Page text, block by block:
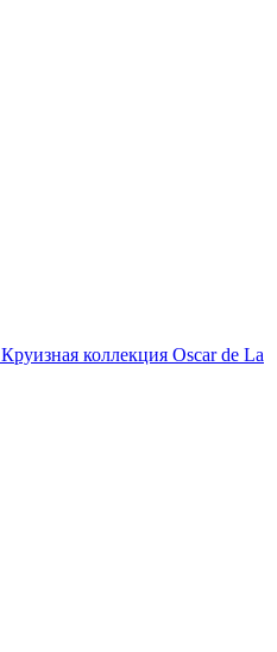
Круизная коллекция Oscar de La